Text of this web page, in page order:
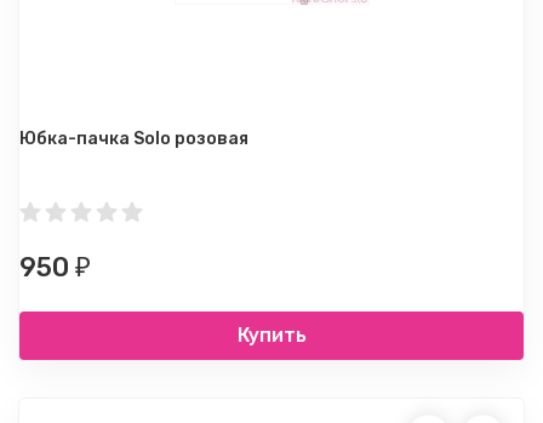
Юбка-пачка Solo розовая
950 ₽
Купить